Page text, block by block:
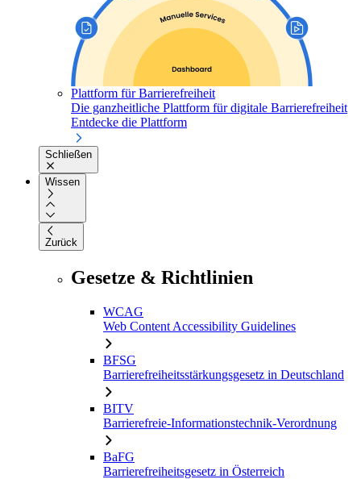
Plattform für Barrierefreiheit
Die ganzheitliche Plattform für digitale Barrierefreiheit
Entdecke die Plattform
Schließen
Wissen
Zurück
Gesetze & Richtlinien
WCAG
Web Content Accessibility Guidelines
BFSG
Barrierefreiheitsstärkungsgesetz in Deutschland
BITV
Barrierefreie-Informationstechnik-Verordnung
BaFG
Barrierefreiheitsgesetz in Österreich